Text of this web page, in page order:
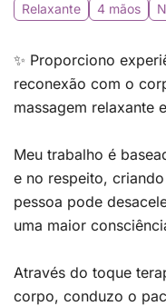
Relaxante 4 mãos
✨ Proporciono
reconexão com o
massagem relaxante
Meu trabalho é
e no respeito,
pessoa pode
uma maior
Através do toque
corpo, conduzo o